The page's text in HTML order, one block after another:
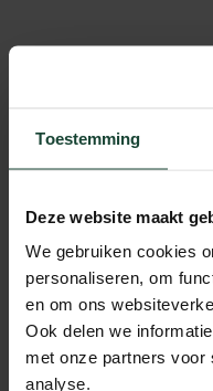
Toestemming
Deze website maakt
We gebruiken cookies
personaliseren, om
en om ons
Ook delen we
met onze partners voor
analyse.
hoosje) tot
Wat heb je
De basis-setvoor
sauna-emmer met
op de stenen), een
de cabine-condities